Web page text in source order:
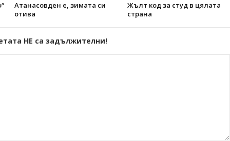
Атанасовден е, зимата си
отива
Жълт код за студ в цялата
страна
НЕ са задължителни!